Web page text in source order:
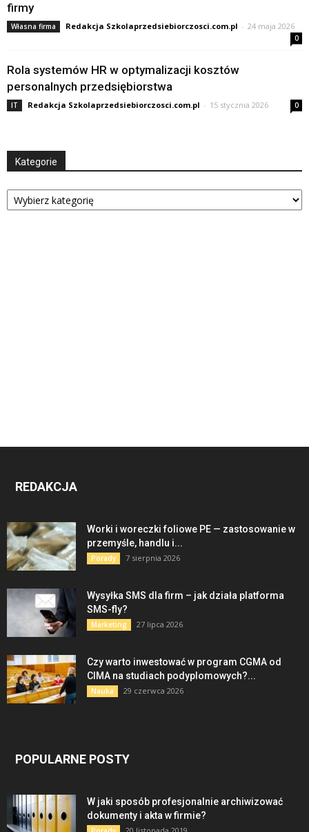
firmy
Własna firma Redakcja Szkolaprzedsiebiorczosci.com.pl - 24 maja 2026
0
Rola systemów HR w optymalizacji kosztów
personalnych przedsiębiorstwa
IT Redakcja Szkolaprzedsiebiorczosci.com.pl - 15 stycznia 2026 0
Kategorie
Kategorie
REDAKCJA
Worki i woreczki foliowe PE — zastosowanie w
przemyśle, handlu i...
Porady 7 sierpnia 2026
Wysyłka SMS dla firm – jak działa platforma
SMS-fly?
Marketing 27 lipca 2026
Czy warto inwestować w program CGMA od
CIMA na studiach podyplomowych?...
Nauka 29 czerwca 2026
POPULARNE POSTY
W jaki sposób profesjonalnie archiwizować
dokumenty i akta w firmie?